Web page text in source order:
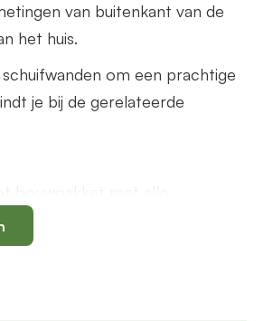
van buitenkant van de
het huis.
om een prachtige
je bij de gerelateerde
PVC buis/90 graden bocht van